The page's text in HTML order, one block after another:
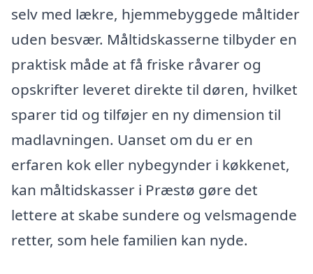
selv med lækre, hjemmebyggede måltider
uden besvær. Måltidskasserne tilbyder en
praktisk måde at få friske råvarer og
opskrifter leveret direkte til døren, hvilket
sparer tid og tilføjer en ny dimension til
madlavningen. Uanset om du er en
erfaren kok eller nybegynder i køkkenet,
kan måltidskasser i Præstø gøre det
lettere at skabe sundere og velsmagende
retter, som hele familien kan nyde.